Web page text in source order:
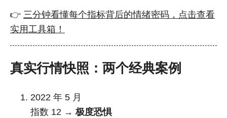
👉 三分钟看懂每个指标背后的情绪密码，点击查看
实用工具箱！
真实行情快照：两个经典案例
2022 年 5 月
指数 12 →极度恐惧